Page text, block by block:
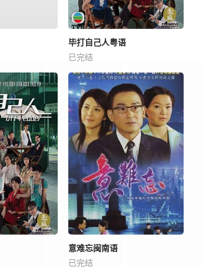
毕打自己人粤语
已完结
意难忘闽南语
已完结